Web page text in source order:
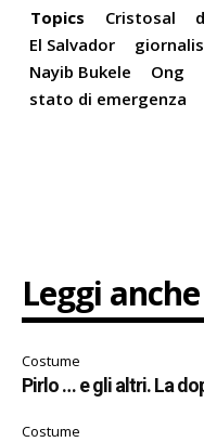
Topics Cristosal
El Salvador
Nayib Bukele
Ong
stato di emergenza
Leggi anche
Costume
Pirlo … e gli altri. La
Costume